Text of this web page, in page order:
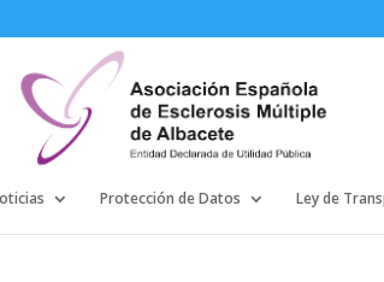
Protección de Datos Ley de